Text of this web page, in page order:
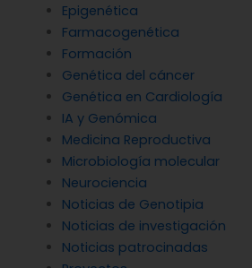
Epigenética
Farmacogenética
Formación
Genética del cáncer
Genética en Cardiología
IA y Genómica
Medicina Reproductiva
Microbiología molecular
Neurociencia
Noticias de Genotipia
Noticias de investigación
Noticias patrocinadas